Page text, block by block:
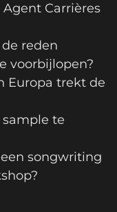
Carrières
reden
voorbijlopen?
Europa trekt de
te
songwriting